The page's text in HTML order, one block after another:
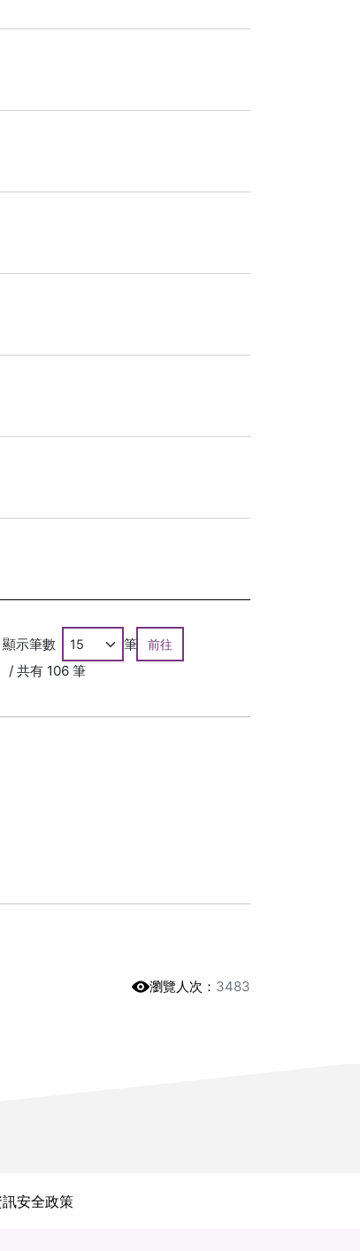
顯示筆數 筆 前往
/ 共有 106 筆
瀏覽人次： 3483
訊安全政策